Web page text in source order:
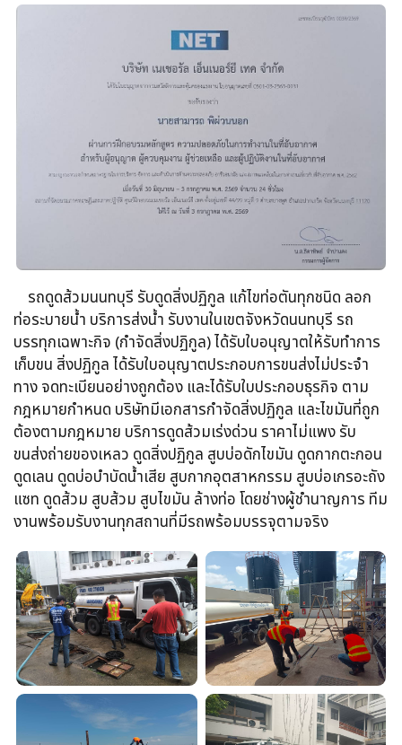
รถดูดส้วม​นนทบุรี รับดูดสิ่งปฏิกูล​ แก้ไขท่อตันทุกชนิด​ ลอก
ท่อระบายน้ำ​ บริการส่งน้ำ รับงานในเขตจังหวัดนนทบุรี รถ
บรรทุกเฉพาะกิจ​ (กำจัดสิ่งปฏิกูล)​ ได้รับใบอนุญาตให้รับทำการ
เก็บขน​ สิ่งปฏิกูล ได้รับใบอนุญาตประกอบการขนส่งไม่ประจำ
ทาง จดทะเบียนอย่างถูกต้อง​ และได้รับใบประกอบธุรกิจ​ ตาม
กฎหมายกำหนด บริษัทมีเอกสารกำจัดสิ่งปฏิกูล​ และไขมันที่ถูก
ต้องตามกฎหมาย บริการดูดส้วมเร่งด่วน​ ราคาไม่แพง รับ
ขนส่งถ่ายของเหลว​ ดูดสิ่งปฏิกูล​ สูบบ่อดักไขมัน​ ดูดกากตะกอน​
ดูดเลน​ ดูดบ่อบำบัดน้ำเสีย​ สูบกากอุตสาหกรรม​ สูบบ่อเกรอะถัง
แซท​ ดูดส้วม​ สูบส้วม​ สูบไขมัน​ ล้างท่อ​ โดยช่างผู้ชำนาญการ​ ทีม
งานพร้อม​รับงานทุกสถานที่​มีรถพร้อมบรรจุ​ตามจริง